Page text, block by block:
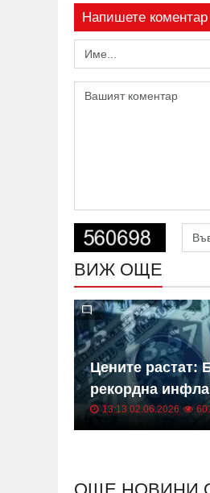
Напишете коментар
ВИЖ ОЩЕ
Цените растат:
рекордна
13:13 02.06.2026